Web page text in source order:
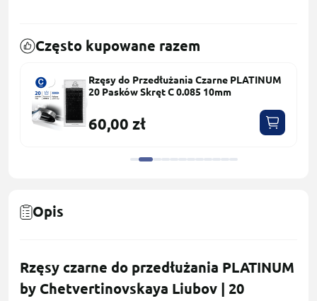
Często kupowane razem
Rzęsy do Przedłużania Czarne PLATINUM
20 Pasków Skręt С 0.085 10mm
60,00 zł
Opis
Rzęsy czarne do przedłużania PLATINUM
by Chetvertinovskaya Liubov | 20